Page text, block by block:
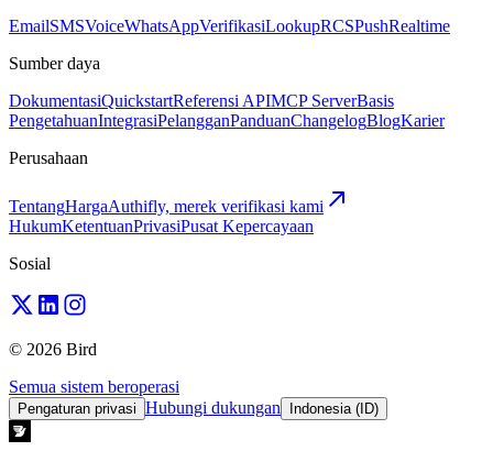
EmailSMSVoiceWhatsAppVerifikasiLookupRCSPushRealtime
Sumber daya
DokumentasiQuickstartReferensi APIMCP ServerBasis
PengetahuanIntegrasiPelangganPanduanChangelogBlogKarier
Perusahaan
TentangHargaAuthifly, merek verifikasi kami
HukumKetentuanPrivasiPusat Kepercayaan
Sosial
© 2026 Bird
Semua sistem beroperasi
Pengaturan privasi Hubungi dukungan Indonesia (ID)